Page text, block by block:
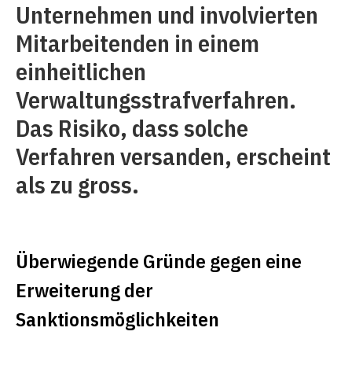
Unternehmen und involvierten
Mitarbeitenden in einem
einheitlichen
Verwaltungsstrafverfahren.
Das Risiko, dass solche
Verfahren versanden, erscheint
als zu gross.
Überwiegende Gründe gegen eine
Erweiterung der
Sanktionsmöglichkeiten